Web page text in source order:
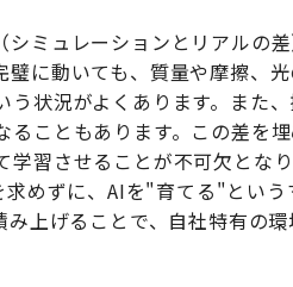
ミュレーションとリアルの
に動いても、質量や摩擦、
状況がよくあります。また
こともあります。この差を
習させることが不可欠とな
めずに、AIを"育てる"とい
上げることで、自社特有の